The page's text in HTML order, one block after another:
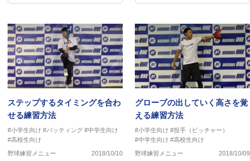
ステップするタイミングを合わ
せる練習方法
#小学生向け #バッティング #中学生向け
#高校生向け
野球練習メニュー
2018/10/10
グローブの出していく高さを覚
える練習方法
#小学生向け #投手（ピッチャー）
#中学生向け #高校生向け
野球練習メニュー
2018/10/09